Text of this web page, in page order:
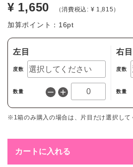
¥ 1,650 （消費税込: ¥ 1,815）
加算ポイント： 16pt
左目
度数
数量
右目
度数
数量
※1箱のみ購入の場合は、片目だけ選択して
カートに入れる